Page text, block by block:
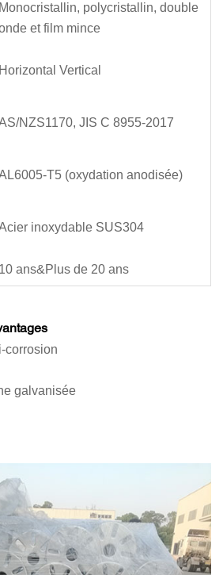
Monocristallin, polycristallin, double
et film mince
Horizontal Vertical
NZS1170, JIS C 8955-2017
T5 (oxydation anodisée)
inoxydable SUS304
10 ans&Plus de 20 ans
corrosion
galvanisée